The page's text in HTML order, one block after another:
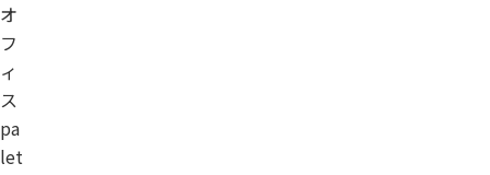
オ
フ
ィ
ス
pa
let